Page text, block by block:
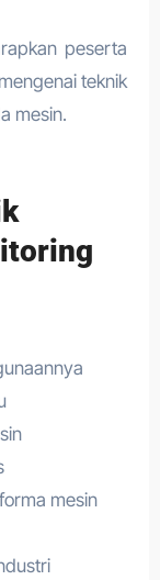
peserta
teknik
mesin.
mesin